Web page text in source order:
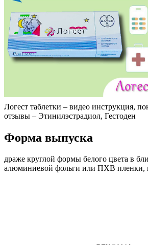
Логест таблетки – видео инструкция,
отзывы – Этинилэстрадиол, Гестоден
Форма выпуска
драже круглой формы белого цвета в
алюминиевой фольги или ПХВ пленки,